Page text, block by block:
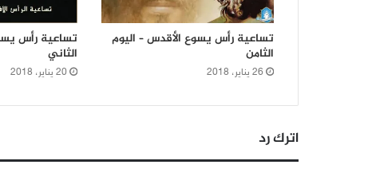
تساعية رأس يسوع الأقدس – اليوم
الثامن
26 يناير، 2018
تساعية رأس
الثاني
20 يناير، 2018
اترك رد